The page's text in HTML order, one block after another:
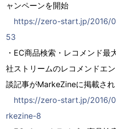
ャンペーンを開始
https://zero-start.jp/2016/
53
・EC商品検索・レコメンド
社ストリームのレコメンドエ
談記事がMarkeZineに掲載され
https://zero-start.jp/2016/
rkezine-8